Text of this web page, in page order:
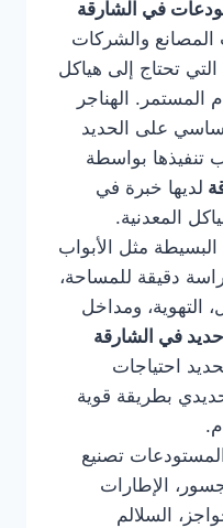
في الشارقة
والشركات
التي تحتاج إلى هياكل
المستمر. الهناجر
على الحديد
تنفيذها بواسطة
لديها خبرة في
المعدنية.
البسيطة مثل الأبواب
دقيقة للمساحة،
التهوية، ومداخل
في الشارقة
احتياجات
بطريقة قوية
تصنيع
الإطارات
السلالم